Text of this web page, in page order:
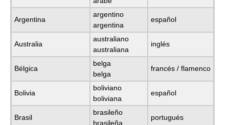
Argentina
argentino
argentina
español
Australia
australiano
australiana
inglés
Bélgica
belga
belga
francés / flamenco
Bolivia
boliviano
boliviana
español
Brasil
brasileño
brasileña
portugués